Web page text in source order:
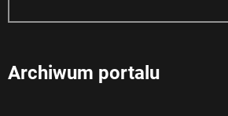
Archiwum portalu